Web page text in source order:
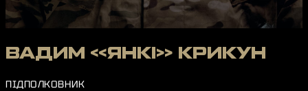
ВАДИМ «ЯНКІ» КРИКУН
ПІДПОЛКОВНИК